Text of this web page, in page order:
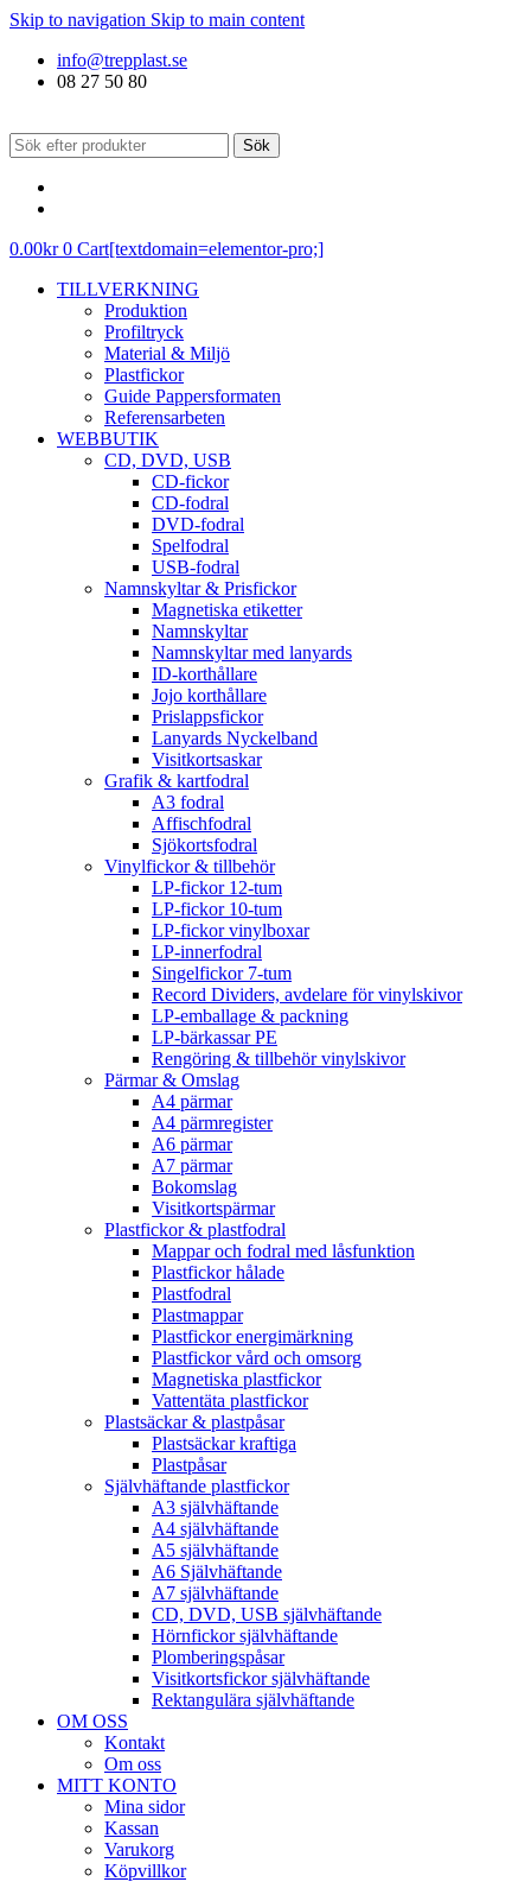
Skip to navigation Skip to main content
info@trepplast.se
08 27 50 80
Sök
0.00kr 0 Cart[textdomain=elementor-pro;]
TILLVERKNING
Produktion
Profiltryck
Material & Miljö
Plastfickor
Guide Pappersformaten
Referensarbeten
WEBBUTIK
CD, DVD, USB
CD-fickor
CD-fodral
DVD-fodral
Spelfodral
USB-fodral
Namnskyltar & Prisfickor
Magnetiska etiketter
Namnskyltar
Namnskyltar med lanyards
ID-korthållare
Jojo korthållare
Prislappsfickor
Lanyards Nyckelband
Visitkortsaskar
Grafik & kartfodral
A3 fodral
Affischfodral
Sjökortsfodral
Vinylfickor & tillbehör
LP-fickor 12-tum
LP-fickor 10-tum
LP-fickor vinylboxar
LP-innerfodral
Singelfickor 7-tum
Record Dividers, avdelare för vinylskivor
LP-emballage & packning
LP-bärkassar PE
Rengöring & tillbehör vinylskivor
Pärmar & Omslag
A4 pärmar
A4 pärmregister
A6 pärmar
A7 pärmar
Bokomslag
Visitkortspärmar
Plastfickor & plastfodral
Mappar och fodral med låsfunktion
Plastfickor hålade
Plastfodral
Plastmappar
Plastfickor energimärkning
Plastfickor vård och omsorg
Magnetiska plastfickor
Vattentäta plastfickor
Plastsäckar & plastpåsar
Plastsäckar kraftiga
Plastpåsar
Självhäftande plastfickor
A3 självhäftande
A4 självhäftande
A5 självhäftande
A6 Självhäftande
A7 självhäftande
CD, DVD, USB självhäftande
Hörnfickor självhäftande
Plomberingspåsar
Visitkortsfickor självhäftande
Rektangulära självhäftande
OM OSS
Kontakt
Om oss
MITT KONTO
Mina sidor
Kassan
Varukorg
Köpvillkor